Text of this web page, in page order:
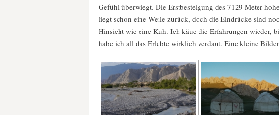
Gefühl überwiegt. Die Erstbesteigung des 7129 Meter
liegt schon eine Weile zurück, doch die Eindrücke sind
Hinsicht wie eine Kuh. Ich käue die Erfahrungen wieder,
habe ich all das Erlebte wirklich verdaut. Eine kleine